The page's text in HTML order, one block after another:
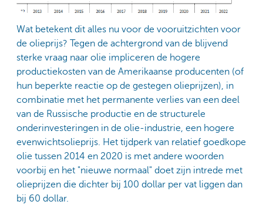
Wat betekent dit alles nu voor de vooruitzichten voor
de olieprijs? Tegen de achtergrond van de blijvend
sterke vraag naar olie impliceren de hogere
productiekosten van de Amerikaanse producenten (of
hun beperkte reactie op de gestegen olieprijzen), in
combinatie met het permanente verlies van een deel
van de Russische productie en de structurele
onderinvesteringen in de olie-industrie, een hogere
evenwichtsolieprijs. Het tijdperk van relatief goedkope
olie tussen 2014 en 2020 is met andere woorden
voorbij en het "nieuwe normaal" doet zijn intrede met
olieprijzen die dichter bij 100 dollar per vat liggen dan
bij 60 dollar.